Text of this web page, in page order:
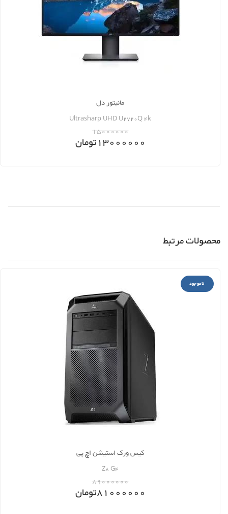
مانیتور دل
Ultrasharp UHD U2720Q 4k
15000000
13000000تومان
محصولات مرتبط
ناموجود
کیس ورک استیشن اچ پی
Z8 G4
89000000
81000000تومان